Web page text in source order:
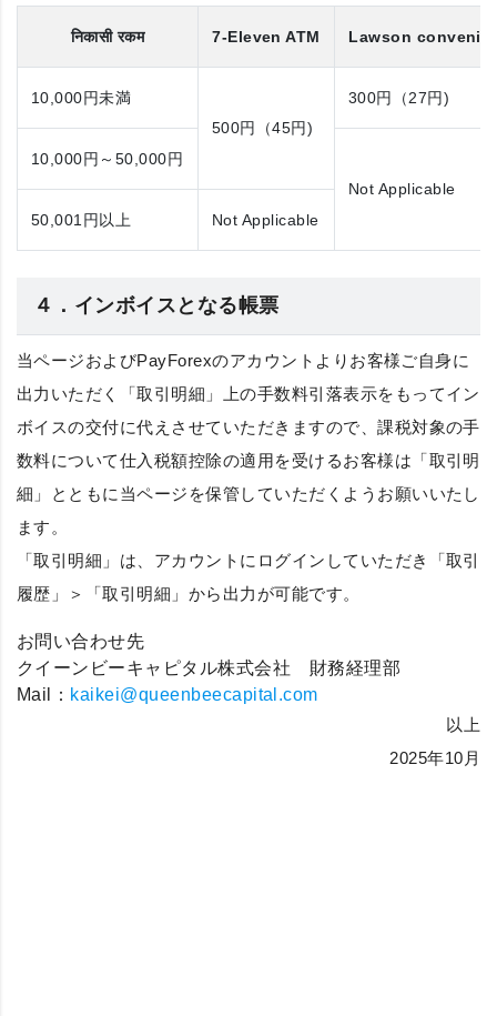
निकासी रकम 7-Eleven ATM Lawson
10,000円未満
500円（45円)
300円（27円)
10,000円～50,000円
Not Applicable
50,001円 以上 Not Applicable
４．インボイスとなる帳票
当ページおよびPayForexのアカウントよりお客様ご自身に
出力いただく「取引明細 」上の手数料引落表示をもってイン
ボイスの交付に代えさせていただきますので、課税対象の手
数料について仕入税額控除の適用を受けるお客様は「取引明
細」とともに当ページを保管していただくようお願いいたし
ます。
「取引明細 」は、アカウントにログインしていただき「取引
履歴 」＞「取引明細 」から出力が可能です。
お問い合わせ先
クイーンビーキャピタル株式会社 財務経理部
Mail： kaikei@queenbeecapital.com
以上
2025年10月